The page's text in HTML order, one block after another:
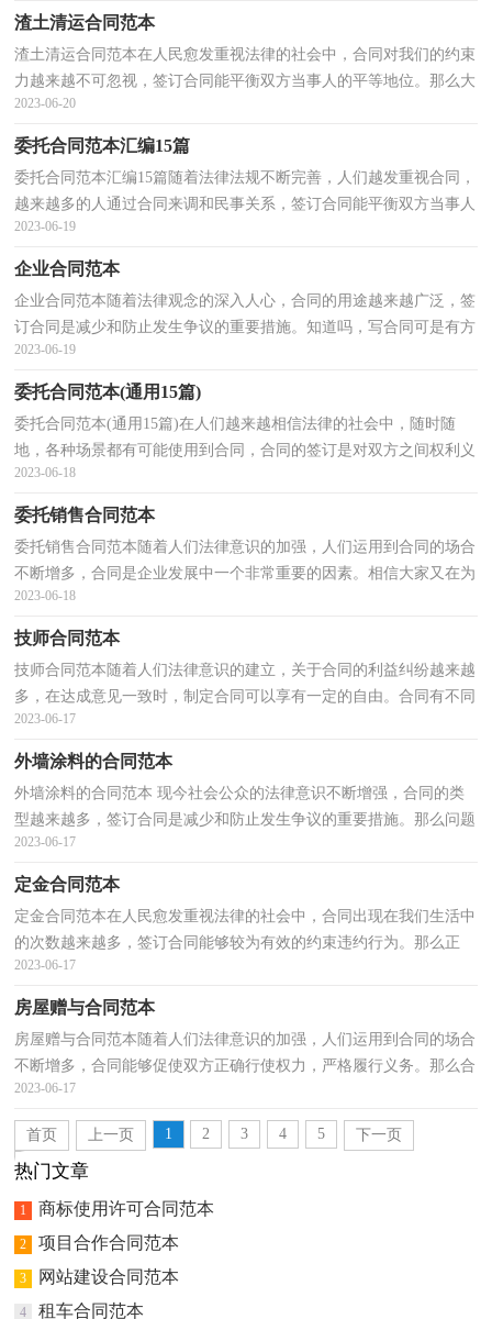
渣土清运合同范本
渣土清运合同范本在人民愈发重视法律的社会中，合同对我们的约束
力越来越不可忽视，签订合同能平衡双方当事人的平等地位。那么大
家知道合法的合同书怎么写吗？以下是小编精心整理...
2023-06-20
委托合同范本汇编15篇
委托合同范本汇编15篇随着法律法规不断完善，人们越发重视合同，
越来越多的人通过合同来调和民事关系，签订合同能平衡双方当事人
的平等地位。你知道合同的主要内容是什么吗？以下是...
2023-06-19
企业合同范本
企业合同范本随着法律观念的深入人心，合同的用途越来越广泛，签
订合同是减少和防止发生争议的重要措施。知道吗，写合同可是有方
法的哦，以下是小编整理的企业合同范本，欢迎阅读与收...
2023-06-19
委托合同范本(通用15篇)
委托合同范本(通用15篇)在人们越来越相信法律的社会中，随时随
地，各种场景都有可能使用到合同，合同的签订是对双方之间权利义
务的最好规范。相信大家又在为写合同犯愁了吧，以下是...
2023-06-18
委托销售合同范本
委托销售合同范本随着人们法律意识的加强，人们运用到合同的场合
不断增多，合同是企业发展中一个非常重要的因素。相信大家又在为
写合同犯愁了吧，下面是小编精心整理的委托销售合...
2023-06-18
技师合同范本
技师合同范本随着人们法律意识的建立，关于合同的利益纠纷越来越
多，在达成意见一致时，制定合同可以享有一定的自由。合同有不同
的类型，当然也有不同的目的，以下是小编帮大家整理的...
2023-06-17
外墙涂料的合同范本
外墙涂料的合同范本 现今社会公众的法律意识不断增强，合同的类
型越来越多，签订合同是减少和防止发生争议的重要措施。那么问题
来了，到底应如何拟定合同呢？下面是小编帮大家整理...
2023-06-17
定金合同范本
定金合同范本在人民愈发重视法律的社会中，合同出现在我们生活中
的次数越来越多，签订合同能够较为有效的约束违约行为。那么正
式、规范的合同是什么样的呢？下面是小编精心整理的...
2023-06-17
房屋赠与合同范本
房屋赠与合同范本随着人们法律意识的加强，人们运用到合同的场合
不断增多，合同能够促使双方正确行使权力，严格履行义务。那么合
同要怎么拟定？想必这让大家都很苦恼吧，以下是小编为...
2023-06-17
首页 上一页 1 2 3 4 5
下一页
尾页
热门文章
1 商标使用许可合同范本
2 项目合作合同范本
3 网站建设合同范本
4 租车合同范本